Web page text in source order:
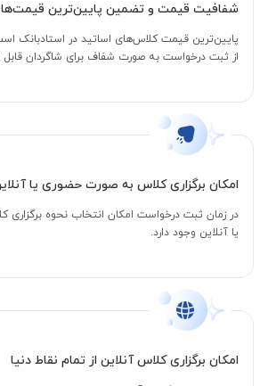
شفافیت قیمت و تضمین پایین‌ترین قیمت‌ها
پایین‌ترین قیمت کلاس‌های اساتید در استادبانک
از ثبت درخواست به صورت شفاف برای شاگردان
امکان برگزاری کلاس به صورت حضوری یا
در زمان ثبت درخواست امکان انتخاب نحوه
یا آنلاین وجود دارد.
امکان برگزاری کلاس آنلاین از تمام نقاط دنیا